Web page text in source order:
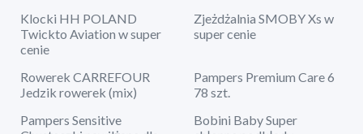
Klocki HH POLAND
Twickto Aviation w super
cenie
Zjeżdżalnia SMOBY Xs w
super cenie
Rowerek CARREFOUR
Jedzik rowerek (mix)
Pampers Premium Care 6
78 szt.
Pampers Sensitive
Bobini Baby Super